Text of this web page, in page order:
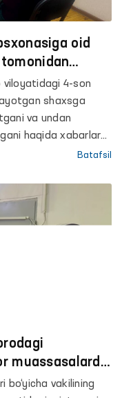
oid
viloyatidagi 4-son
shaxsga
va undan
haqida xabarlar
Batafsil
muassasalarda
bo‘yicha vakilining